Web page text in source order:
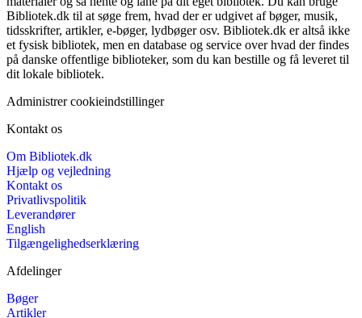
Bibliotek.dk til at søge frem, hvad der er udgivet af bøger, musik,
tidsskrifter, artikler, e-bøger, lydbøger osv. Bibliotek.dk er altså ikke
et fysisk bibliotek, men en database og service over hvad der findes
på danske offentlige biblioteker, som du kan bestille og få leveret til
dit lokale bibliotek.
Administrer cookieindstillinger
Kontakt os
Om Bibliotek.dk
Hjælp og vejledning
Kontakt os
Privatlivspolitik
Leverandører
English
Tilgængelighedserklæring
Afdelinger
Bøger
Artikler